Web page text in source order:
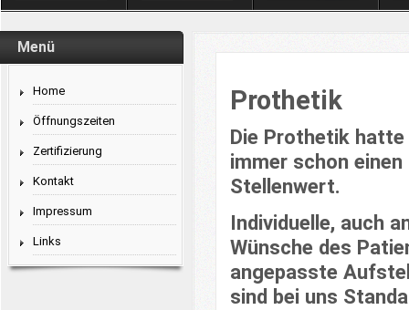
Menü
Home
Öffnungszeiten
Zertifizierung
Kontakt
Impressum
Links
Prothetik
Die Prothetik hatte
immer schon einen
Stellenwert.
Individuelle, auch
Wünsche des
angepasste
sind bei uns